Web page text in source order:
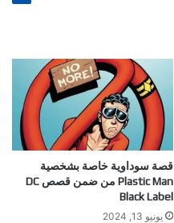
قصة سوداوية خاصة بشخصية
Plastic Man من ضمن قصص DC
Black Label
يونيو 13, 2024